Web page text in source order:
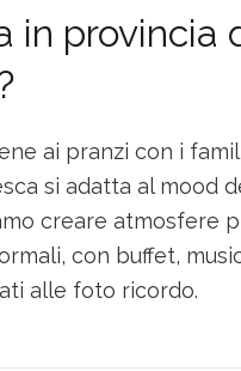
in provincia
ai pranzi con i
si adatta al mood
creare atmosfere
con buffet,
alle foto ricordo.